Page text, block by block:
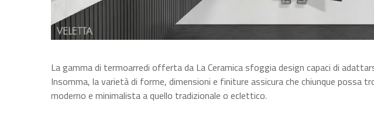
La gamma di termoarredi offerta da La Ceramica sfoggia design capaci di
Insomma, la varietà di forme, dimensioni e finiture assicura che chiunque possa
moderno e minimalista a quello tradizionale o eclettico.